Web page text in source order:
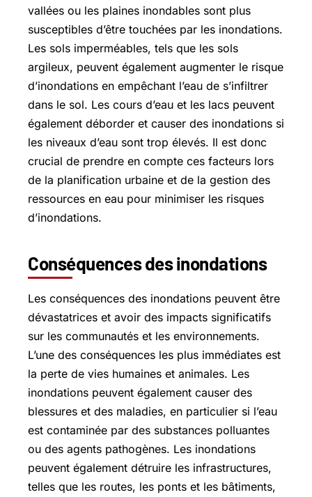
vallées ou les plaines inondables sont plus
susceptibles d’être touchées par les inondations.
Les sols imperméables, tels que les sols
argileux, peuvent également augmenter le risque
d’inondations en empêchant l’eau de s’infiltrer
dans le sol. Les cours d’eau et les lacs peuvent
également déborder et causer des inondations si
les niveaux d’eau sont trop élevés. Il est donc
crucial de prendre en compte ces facteurs lors
de la planification urbaine et de la gestion des
ressources en eau pour minimiser les risques
d’inondations.
Conséquences des inondations
Les conséquences des inondations peuvent être
dévastatrices et avoir des impacts significatifs
sur les communautés et les environnements.
L’une des conséquences les plus immédiates est
la perte de vies humaines et animales. Les
inondations peuvent également causer des
blessures et des maladies, en particulier si l’eau
est contaminée par des substances polluantes
ou des agents pathogènes. Les inondations
peuvent également détruire les infrastructures,
telles que les routes, les ponts et les bâtiments,